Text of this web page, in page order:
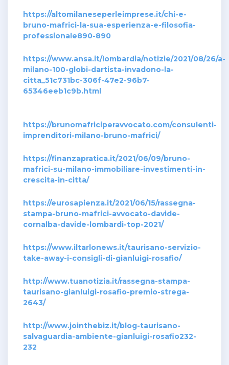
https://altomilaneseperleimprese.it/chi-e-
bruno-mafrici-la-sua-esperienza-e-filosofia-
professionale890-890
https://www.ansa.it/lombardia/notizie/2021/08/26/a-
milano-100-globi-dartista-invadono-la-
citta_51c731bc-306f-47e2-96b7-
65346eeb1c9b.html
https://brunomafriciperavvocato.com/consulenti-
imprenditori-milano-bruno-mafrici/
https://finanzapratica.it/2021/06/09/bruno-
mafrici-su-milano-immobiliare-investimenti-in-
crescita-in-citta/
https://eurosapienza.it/2021/06/15/rassegna-
stampa-bruno-mafrici-avvocato-davide-
cornalba-davide-lombardi-top-2021/
https://www.iltarlonews.it/taurisano-servizio-
take-away-i-consigli-di-gianluigi-rosafio/
http://www.tuanotizia.it/rassegna-stampa-
taurisano-gianluigi-rosafio-premio-strega-
2643/
http://www.jointhebiz.it/blog-taurisano-
salvaguardia-ambiente-gianluigi-rosafio232-
232